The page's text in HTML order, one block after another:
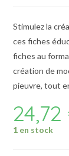
Stimulez la
ces fiches
fiches au
création de
pieuvre, tout
24,72
1 en stock